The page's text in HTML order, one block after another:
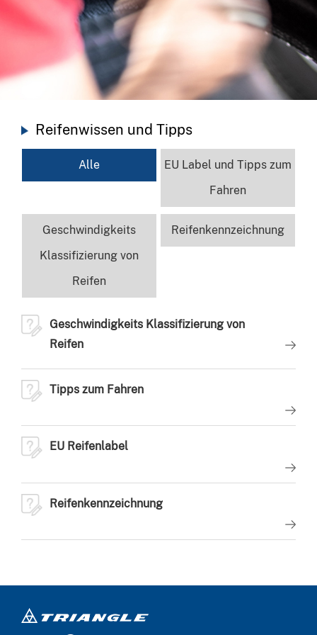
Reifenwissen und Tipps
Alle
EU Label und Tipps zum
Fahren
Geschwindigkeits
Klassifizierung von
Reifen
Reifenkennzeichnung
Geschwindigkeits Klassifizierung von
Reifen
Tipps zum Fahren
EU Reifenlabel
Reifenkennzeichnung